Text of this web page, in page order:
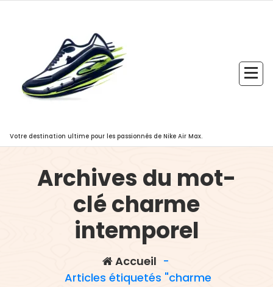
Votre destination ultime pour les passionnés de Nike Air Max.
Archives du mot-
clé charme
intemporel
Accueil -
Articles étiquetés "charme